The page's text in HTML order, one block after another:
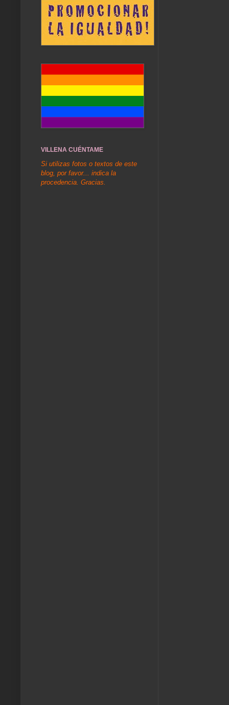
VILLENA CUÉNTAME
Si utilizas fotos o textos de este
blog, por favor... indica la
procedencia. Gracias.